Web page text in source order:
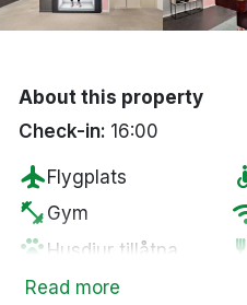
About this property
Check-in: 16:00
flightFlygplats
fitness_center Gym
pets Husdjur tillåtna
chairLounge
Read more